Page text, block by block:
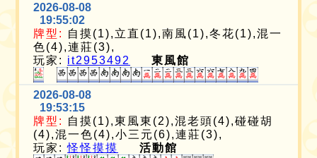
2026-08-08
19:55:02
牌型:
自摸(1),立直(1),南風(1),冬花(1),混一
色(4),連莊(3),
玩家: it2953492 東風館
2026-08-08
19:53:15
牌型:
自摸(1),東風東(2),混老頭(4),碰碰胡
(4),混一色(4),小三元(6),連莊(3),
玩家:怪怪摸摸 活動館